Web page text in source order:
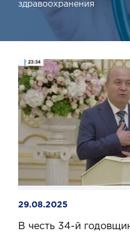
здравоохранения
29.08.2025
В честь 34-й